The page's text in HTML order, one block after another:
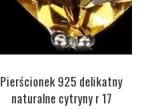
Pierścionek 925 delikatny
naturalne cytryny r 17